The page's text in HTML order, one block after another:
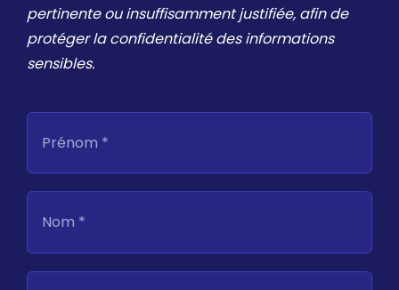
pertinente ou insuffisamment justifiée, afin de
protéger la confidentialité des informations
sensibles.
Prénom *
Nom *